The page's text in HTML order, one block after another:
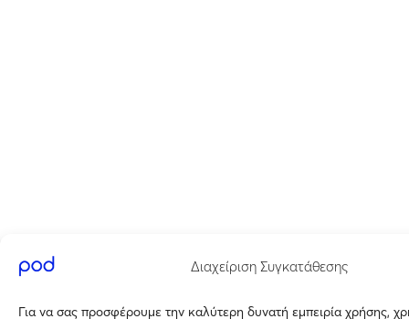
Διαχείριση Συγκατάθεσης
Για να σας προσφέρουμε την καλύτερη δυνατή εμπειρία χρήσης,